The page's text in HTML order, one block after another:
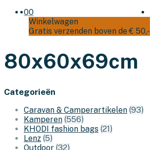
00
Winkelwagen
Gratis verzenden boven de € 50,-
80x60x69cm
Categorieën
Caravan & Camperartikelen (93)
Kamperen (556)
KHODI fashion bags (21)
Lenz (5)
Outdoor (32)